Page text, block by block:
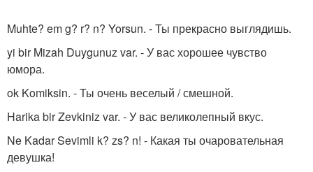
Muhte? em g? r? n? Yorsun. - Ты прекрасно выглядишь.
yi bir Mizah Duygunuz var. - У вас хорошее чувство
юмора.
ok Komiksin. - Ты очень веселый / смешной.
Harika bir Zevkiniz var. - У вас великолепный вкус.
Ne Kadar Sevimli k? zs? n! - Какая ты очаровательная
девушка!